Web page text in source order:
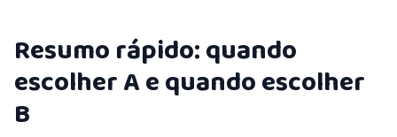
Resumo rápido: quando
escolher A e quando escolher
B